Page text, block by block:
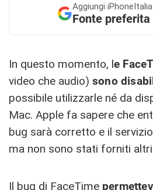
Aggiungi
Fonte preferita
In questo momento, le
video che audio) sono
possibile utilizzarle né da
Mac. Apple fa sapere che
bug sarà corretto e il
ma non sono stati forniti
Il bug di FaceTime